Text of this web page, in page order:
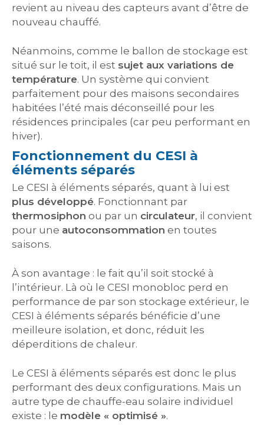
revient au niveau des capteurs avant d’être de
nouveau chauffé.
Néanmoins, comme le ballon de stockage est
situé sur le toit, il est sujet aux variations de
température. Un système qui convient
parfaitement pour des maisons secondaires
habitées l’été mais déconseillé pour les
résidences principales (car peu performant en
hiver).
Fonctionnement du CESI à
éléments séparés
Le CESI à éléments séparés, quant à lui est
plus développé. Fonctionnant par
thermosiphon ou par un circulateur, il convient
pour une autoconsommation en toutes
saisons.
À son avantage : le fait qu’il soit stocké à
l’intérieur. Là où le CESI monobloc perd en
performance de par son stockage extérieur, le
CESI à éléments séparés bénéficie d’une
meilleure isolation, et donc, réduit les
déperditions de chaleur.
Le CESI à éléments séparés est donc le plus
performant des deux configurations. Mais un
autre type de chauffe-eau solaire individuel
existe : le modèle « optimisé ».